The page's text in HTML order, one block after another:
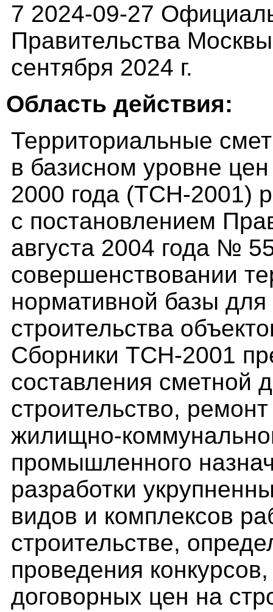
7 2024-09-27
Правительства
сентября 2024 г.
Область действия:
Территориальные
в базисном уровне
2000 года (ТСН-2001)
с постановлением
августа 2004 года №
совершенствовании
нормативной базы
строительства
Сборники ТСН-2001
составления сметной
строительство,
жилищно-
промышленного
разработки
видов и комплексов
строительстве,
проведения
договорных цен на